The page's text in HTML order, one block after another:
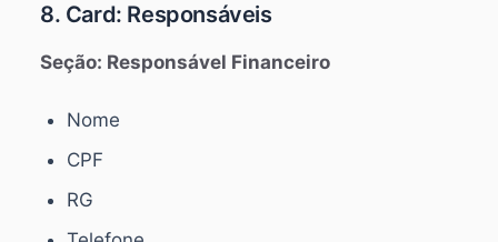
8. Card: Responsáveis
Seção: Responsável Financeiro
Nome
CPF
RG